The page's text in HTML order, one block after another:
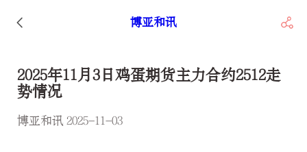
博亚和讯
2025年11月3日鸡蛋期货主力合约2512走
势情况
博亚和讯 2025-11-03